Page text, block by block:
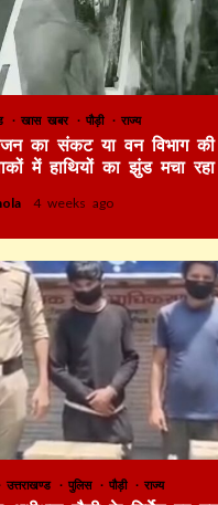
खास खबर पौड़ी राज्य
का संकट या वन विभाग की
में हाथियों का झुंड मचा
4 weeks ago
उत्तराखण्ड पुलिस पौड़ी राज्य